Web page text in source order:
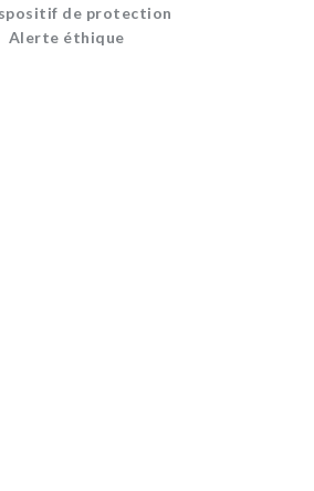
de protection
Alerte éthique